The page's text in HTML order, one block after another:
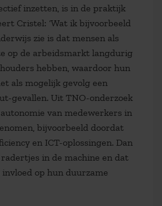
inzetten, is in de praktijk
Cristel: ‘Wat ik bijvoorbeeld
zie is dat mensen als
op de arbeidsmarkt langdurig
hebben, waardoor hun
als mogelijk gevolg een
gevallen. Uit TNO-onderzoek
van medewerkers in
bijvoorbeeld doordat
en ICT-oplossingen. Dan
in de machine en dat
op hun duurzame